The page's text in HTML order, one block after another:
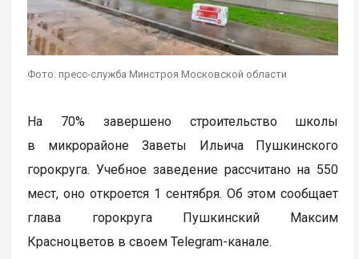
Фото: пресс-служба Минстроя Московской области
На 70% завершено строительство школы
в микрорайоне Заветы Ильича Пушкинского
горокруга. Учебное заведение рассчитано на 550
мест, оно откроется 1 сентября. Об этом сообщает
глава горокруга Пушкинский Максим
Красноцветов в своем Telegram-канале.